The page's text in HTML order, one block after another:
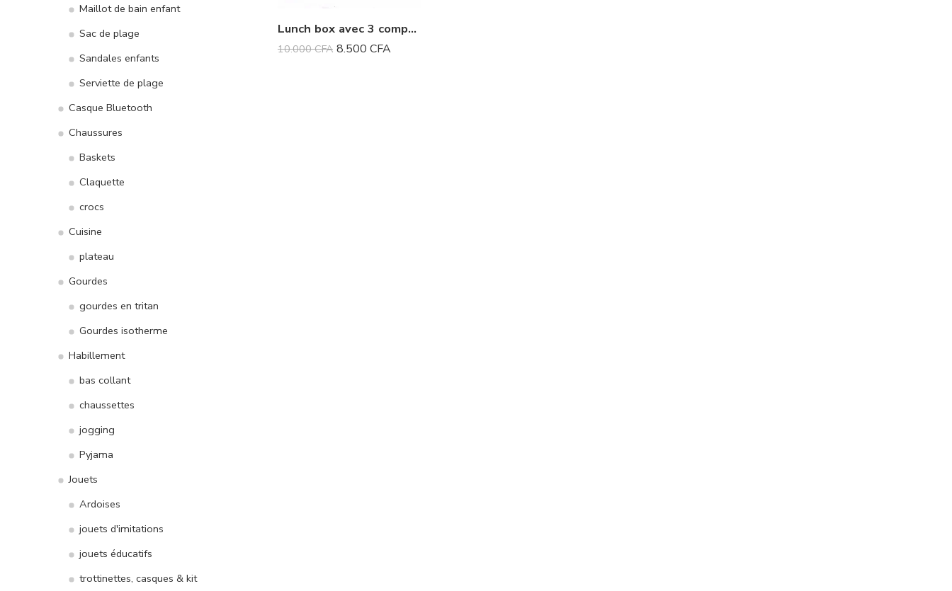
Lunch box avec 3 compartiments
10.000CFA 8.500 CFA
Maillot de bain enfant
Sac de plage
Sandales enfants
Serviette de plage
Casque Bluetooth
Chaussures
Baskets
Claquette
crocs
Cuisine
plateau
Gourdes
gourdes en tritan
Gourdes isotherme
Habillement
bas collant
chaussettes
jogging
Pyjama
Jouets
Ardoises
jouets d'imitations
jouets éducatifs
trottinettes, casques & kit